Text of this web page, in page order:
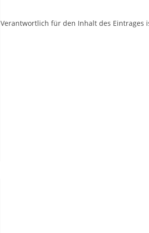
Verantwortlich für den Inhalt des Eintrages